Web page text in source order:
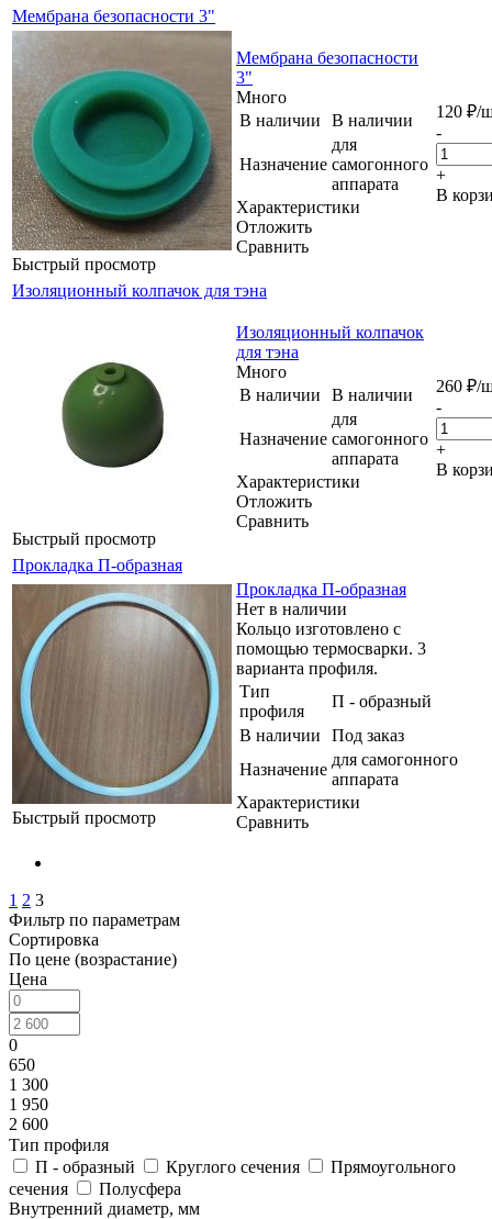
Мембрана безопасности 3"
Быстрый просмотр
Мембрана безопасности
3"
Много
В наличии
В наличии
Назначение
для
самогонного
аппарата
Характеристики
Отложить
Сравнить
120 ₽/
-
+
В
Изоляционный колпачок для тэна
Быстрый просмотр
Изоляционный колпачок
для тэна
Много
В наличии
В наличии
Назначение
для
самогонного
аппарата
Характеристики
Отложить
Сравнить
260 ₽/
-
+
В
Прокладка П-образная
Быстрый просмотр
Прокладка П-образная
Нет в наличии
Кольцо изготовлено с
помощью термосварки. 3
варианта профиля.
Тип
профиля
П - образный
В наличии
Под заказ
Назначение
для самогонного
аппарата
Характеристики
Сравнить
1 2 3
Фильтр по параметрам
Сортировка
По цене (возрастание)
Цена
0
650
1 300
1 950
2 600
Тип профиля
П - образный
Круглого сечения
Прямоугольного
сечения
Полусфера
Внутренний диаметр, мм